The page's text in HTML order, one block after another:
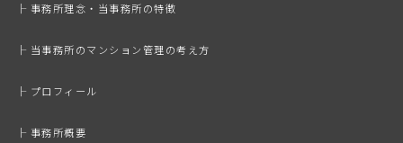
├ 事務所理念・当事務所の特徴
├ 当事務所のマンション管理の考え方
├ プロフィール
├ 事務所概要